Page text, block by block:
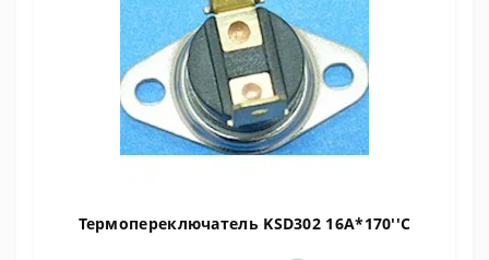
Термопереключатель KSD302 16A*170''C